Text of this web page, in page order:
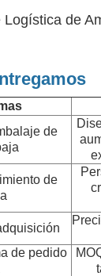
Logística de
de
de
de pedido